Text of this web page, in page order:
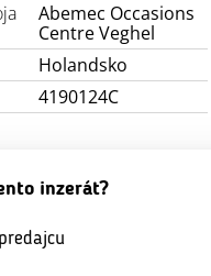
Abemec Occasions
Centre Veghel
Holandsko
4190124C
inzerát?